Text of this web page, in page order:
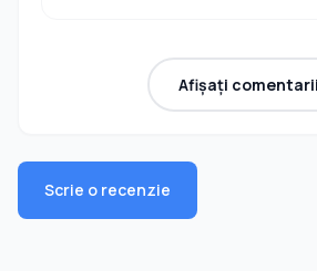
Afișați comentarii
Scrie o recenzie